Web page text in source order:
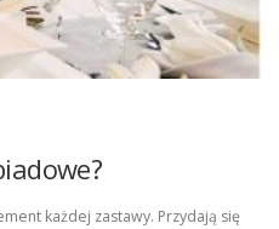
każdej zastawy. Przydają się